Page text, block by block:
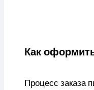
Как
Процесс заказа